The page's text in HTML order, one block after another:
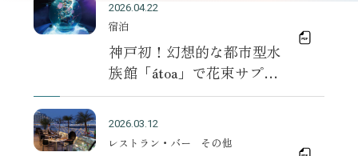
やぎを添えるご褒美スイー
ツ「ナッツグラスアイス」
～
2026.04.22
宿泊
神戸初！幻想的な都市型水
族館「átoa」で花束サプラ
イズ 大切な人との記念
ステイプラン”販売
2026.03.12
レストラン・バー その他